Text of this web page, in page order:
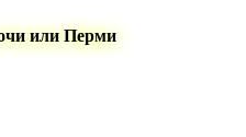
или Перми